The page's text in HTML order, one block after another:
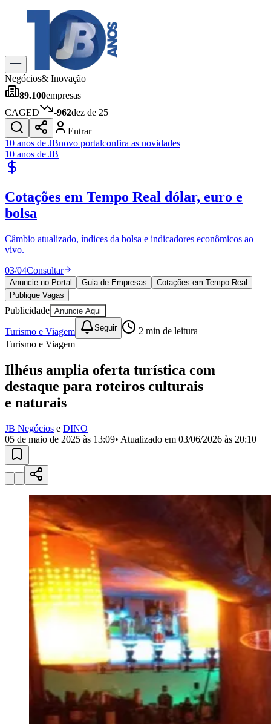
Explore Tudo
Últimas Notícias
Previsão do Tempo
Trânsito e Rotas
Dia a Dia & Lazer
Gastronomia
Cinema & Shows
JogosNovo
Para Sua Empresa
Publicidade Legal
Política
Esportes
Cultura
Meio Ambiente
Obras
Educação
Selecione sua região
Aldeia Aldeia da Serra Aldeia de Barueri Alphaville
JubranBelvalBethaville Boa
VistaCalifórniaCarapicuíba
Militar
Itapevi JandiraJardim Audir
CalifórniaJardim dos AltosJardim dos Camargos Jardim
EsperançaJardim GrazielaJardim Iracema Jardim ItaquitiJardim
Julio
MutingaJardim Paraíso
Jardim São Pedro
CamargosParque Imperial Parque Santa Luzia
do Bom JesusRecanto Phrynéa
ParnaíbaSilveiraTamboré Vale do Sol
do CondeVila Engenho NovoVila Márcia
Vila Nossa Sra. da
Vila Porto
Votupoca
Para Sua Empresa
Anuncie no Portal
Guia de Empresas
Divulgar VagasNovo
Publicidade Legal
Negócios Regionais
Turismo
Segurança Regional
Hospitais Estaduais
Parques & Represas
Cidades da Região
Santana de Parnaíba Osasco CarapicuíbaJandiraItapeviCotia
do Bom JesusAraçariguamaCajamar Caieiras
Franco da
Negócios& Inovação
89.100empresas
CAGED
-962dez de 25
Entrar
10 anos de JBnovo portalconfira as novidades
10 anos de JB
Cotações em Tempo Real dólar, euro e
bolsa
Câmbio atualizado, índices da bolsa e indicadores econômicos ao
vivo.
03/04Consultar
Anuncie no Portal Guia de Empresas
Cotações em Tempo Real
Publique Vagas
Publicidade Anuncie Aqui
Turismo e Viagem Seguir 2 min de leitura
Turismo e Viagem
Ilhéus amplia oferta turística com
destaque para roteiros culturais
e naturais
JB Negócios e DINO
05 de maio de 2025 às 13:09• Atualizado em 03/06/2026 às 20:10